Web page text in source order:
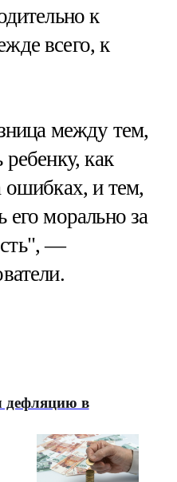
к
всего, к
между тем,
как
ошибках, и тем,
морально за
—
дефляцию в